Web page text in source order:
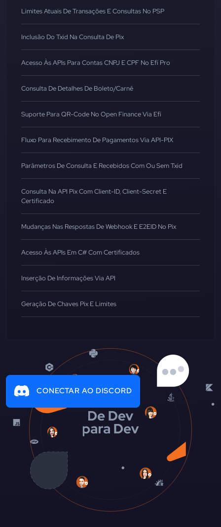
Limites Atuais De Transações E Consultas No PSP
Inclusão Do Txid Na Consulta De Pix
Acesso Às APIs Para Contas CNPJ E CPF No Efí Pro
Consulta De Detalhes De Boleto/Carnê
Suporte Para QR-Code No Open Finance Via Efí
Fluxo Para Recebimento De Pagamentos Via API-PIX
Parâmetros De Consulta E Recebidos Com Ou Sem Txid
Consulta Na API Pix Com Client-ID, Client-Secret E
Certificado
Mudanças Nas Respostas De Webhook E E2EID No Pix
Acesso Às APIs Em C# Com Certificados
Inserção De Informações Via API
Geração De Chaves Pix E Limites
CONECTAR AO DISCORD